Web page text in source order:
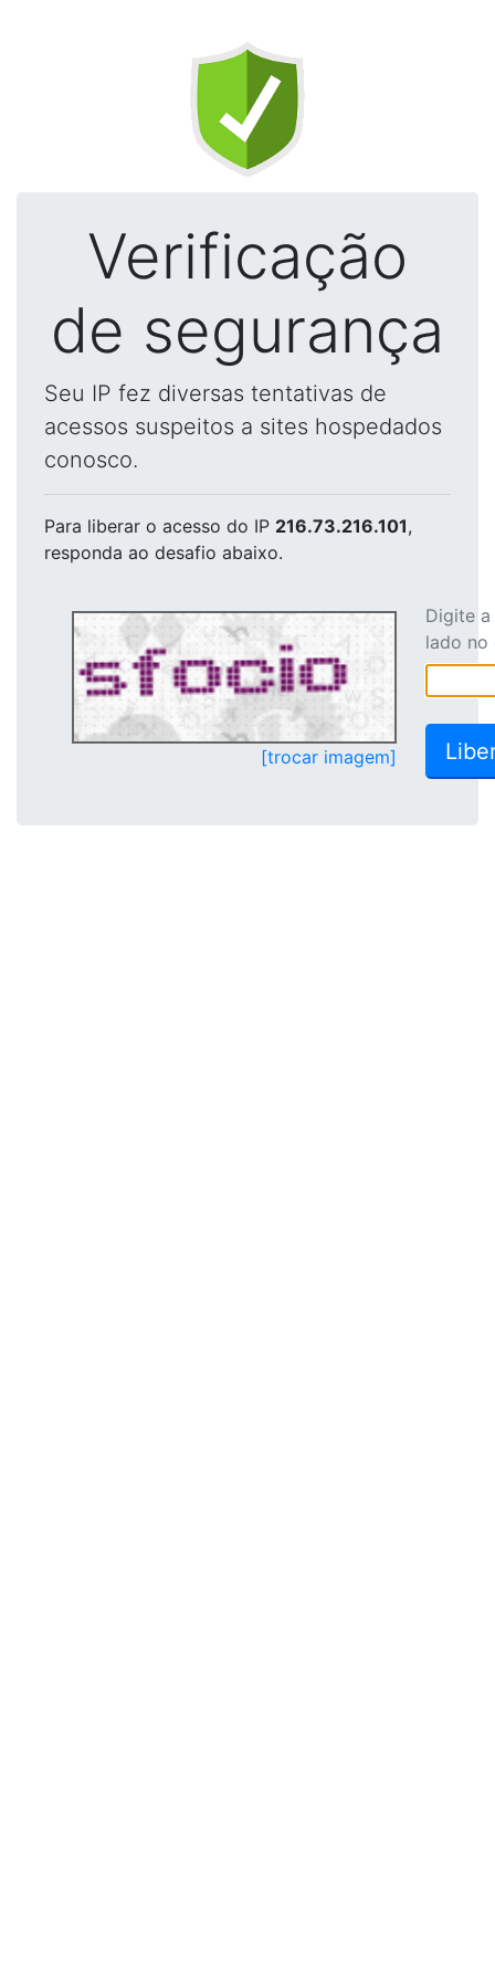
Verificação
de segurança
Seu IP fez diversas tentativas de
acessos suspeitos a sites hospedados
conosco.
Para liberar o acesso do IP 216.73.216.101,
responda ao desafio abaixo.
[trocar imagem]
Digite
lado no